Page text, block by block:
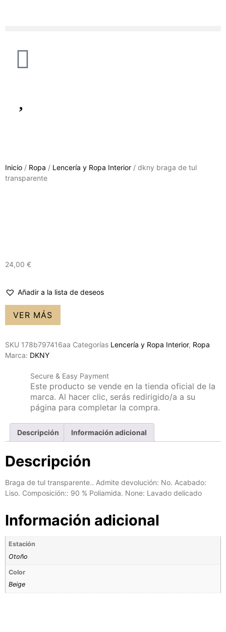
Inicio / Ropa / Lencería y Ropa Interior / dkny braga de tul
transparente
24,00 €
Añadir a la lista de deseos
VER MÁS
SKU 178b797416aa Categorías Lencería y Ropa Interior, Ropa
Marca: DKNY
Secure & Easy Payment
Este producto se vende en la tienda oficial de la
marca. Al hacer clic, serás redirigido/a a su
página para completar la compra.
Descripción Información adicional
Descripción
Braga de tul transparente.. Admite devolución: No. Acabado:
Liso. Composición:: 90 % Poliamida. None: Lavado delicado
Información adicional
Estación
Otoño
Color
Beige